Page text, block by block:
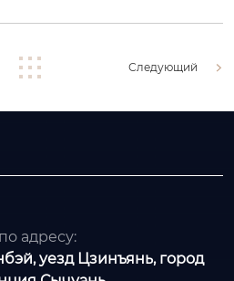
Следующий
адресу:
уезд Цзинъянь, город